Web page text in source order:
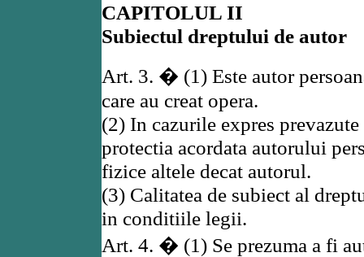
CAPITOLUL II
Subiectul dreptului de autor
Art. 3. � (1) Este autor
care au creat opera.
(2) In cazurile expres
protectia acordata autorului
fizice altele decat autorul.
(3) Calitatea de subiect al
in conditiile legii.
Art. 4. � (1) Se prezuma a fi